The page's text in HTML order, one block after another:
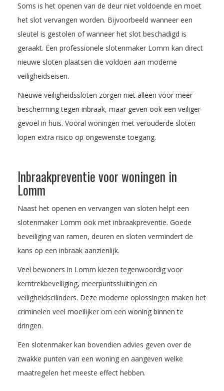
Soms is het openen van de deur niet voldoende en moet
het slot vervangen worden. Bijvoorbeeld wanneer een
sleutel is gestolen of wanneer het slot beschadigd is
geraakt. Een professionele slotenmaker Lomm kan direct
nieuwe sloten plaatsen die voldoen aan moderne
veiligheidseisen.
Nieuwe veiligheidssloten zorgen niet alleen voor meer
bescherming tegen inbraak, maar geven ook een veiliger
gevoel in huis. Vooral woningen met verouderde sloten
lopen extra risico op ongewenste toegang.
Inbraakpreventie voor woningen in
Lomm
Naast het openen en vervangen van sloten helpt een
slotenmaker Lomm ook met inbraakpreventie. Goede
beveiliging van ramen, deuren en sloten vermindert de
kans op een inbraak aanzienlijk.
Veel bewoners in Lomm kiezen tegenwoordig voor
kerntrekbeveiliging, meerpuntssluitingen en
veiligheidscilinders. Deze moderne oplossingen maken het
criminelen veel moeilijker om een woning binnen te
dringen.
Een slotenmaker kan bovendien advies geven over de
zwakke punten van een woning en aangeven welke
maatregelen het meeste effect hebben.